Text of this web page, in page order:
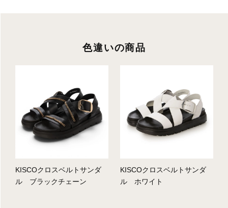
色違いの商品
KISCOクロスベルトサンダ
ル ブラックチェーン
KISCOクロスベルトサンダ
ル ホワイト